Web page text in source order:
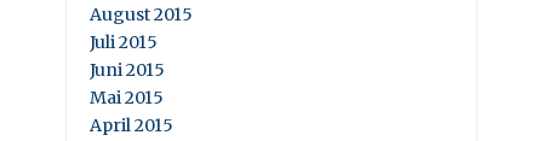
August 2015
Juli 2015
Juni 2015
Mai 2015
April 2015